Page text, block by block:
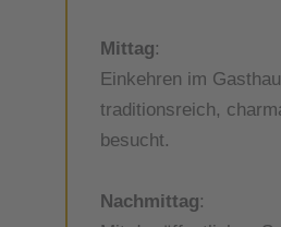
Mittag:
Einkehren im
traditionsreich,
besucht.
Nachmittag: